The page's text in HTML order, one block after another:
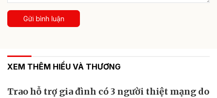
Gửi bình luận
XEM THÊM HIỂU VÀ THƯƠNG
Trao hỗ trợ gia đình có 3 người thiệt mạng do